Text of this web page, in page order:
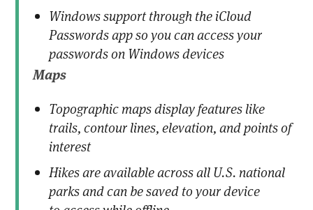
Windows support through the iCloud
Passwords app so you can access your
passwords on Windows devices
Maps
Topographic maps display features like
trails, contour lines, elevation, and points of
interest
Hikes are available across all U.S. national
parks and can be saved to your device